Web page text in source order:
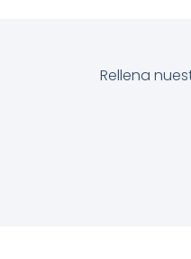
Rellena